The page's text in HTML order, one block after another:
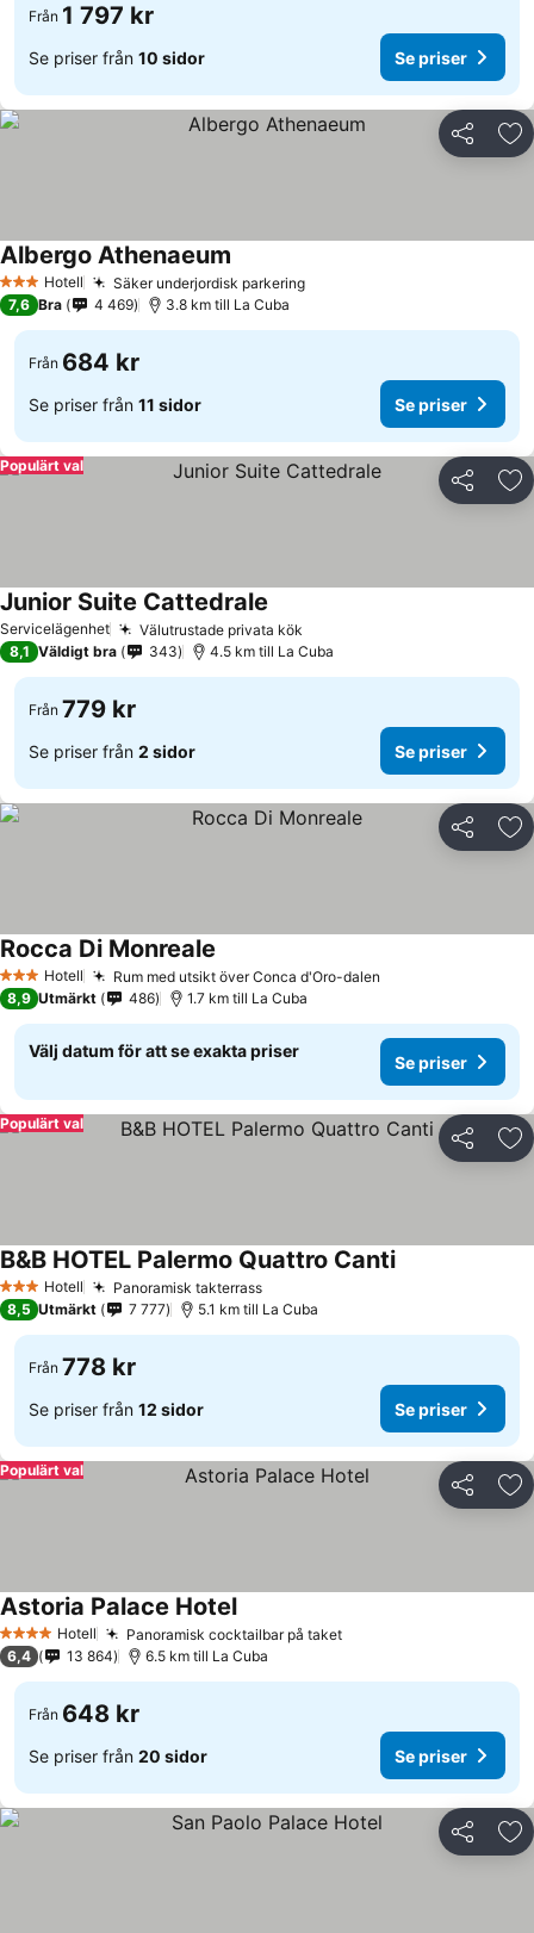
Från 1 797 kr
Se priser från 10 sidor Se priser
Dela
3 StjärnorHotell Säker underjordisk parkeringSe priser
Albergo Athenaeum
7,6 Bra 4 469 3.8 km till La Cuba
Från 684 kr
Se priser från 11 sidor Se priser
Dela
Populärt val
Servicelägenhet Välutrustade privata kök
Junior Suite Cattedrale
8,1 Väldigt bra 343 4.5 km till La Cuba
Från 779 kr
Se priser från 2 sidor Se priser
Dela
3 StjärnorHotell Rum med utsikt över Conca d'Oro-dalen
Rocca Di Monreale
8,9 Utmärkt 486 1.7 km till La Cuba
Välj datum för att se exakta priser
Se priser
Dela
Populärt val
3 StjärnorHotell Panoramisk takterrassSe priser
B&B HOTEL Palermo Quattro CantiSe priser
8,5 Utmärkt 7 777 5.1 km till La Cuba
Från 778 kr
Se priser från 12 sidor Se priser
Dela
Populärt val
4 StjärnorHotell Panoramisk cocktailbar på taketSe priser
Astoria Palace HotelSe priser
6,4 13 864 6.5 km till La Cuba
Från 648 kr
Se priser från 20 sidor Se priser
Dela